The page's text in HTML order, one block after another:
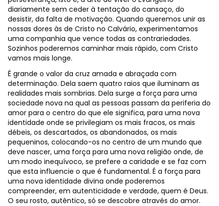
diariamente sem ceder à tentação do cansaço, do
desistir, da falta de motivação. Quando queremos unir as
nossas dores às de Cristo no Calvário, experimentamos
uma companhia que vence todas as contrariedades.
Sozinhos poderemos caminhar mais rápido, com Cristo
vamos mais longe.
É grande o valor da cruz amada e abraçada com
determinação. Dela saem quatro raios que iluminam as
realidades mais sombrias. Dela surge a força para uma
sociedade nova na qual as pessoas passam da periferia do
amor para o centro do que ele significa, para uma nova
identidade onde se privilegiam os mais fracos, os mais
débeis, os descartados, os abandonados, os mais
pequeninos, colocando-os no centro de um mundo que
deve nascer, uma força para uma nova religião onde, de
um modo inequívoco, se prefere a caridade e se faz com
que esta influencie o que é fundamental. É a força para
uma nova identidade divina onde poderemos
compreender, em autenticidade e verdade, quem é Deus.
O seu rosto, autêntico, só se descobre através do amor.